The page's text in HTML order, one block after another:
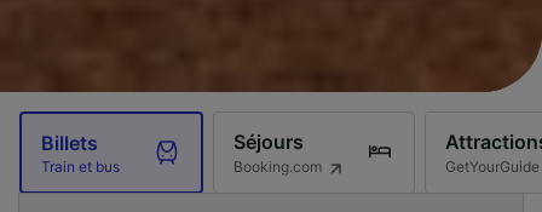
Billets
Train et bus
Séjours
Booking.com GetYourGuide